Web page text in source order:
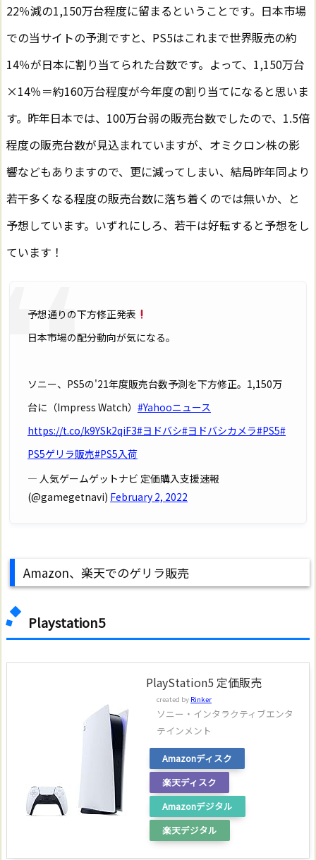
22％減の1,150万台程度に留まるということです。日本市場
での当サイトの予測ですと、PS5はこれまで世界販売の約
14％が日本に割り当てられた台数です。よって、1,150万台
×14％＝約160万台程度が今年度の割り当てになると思いま
す。昨年日本では、100万台弱の販売台数でしたので、1.5倍
程度の販売台数が見込まれていますが、オミクロン株の影
響などもありますので、更に減ってしまい、結局昨年同より
若干多くなる程度の販売台数に落ち着くのでは無いか、と
予想しています。いずれにしろ、若干は好転すると予想をし
ています！
予想通りの下方修正発表
日本市場の配分動向が気になる。
ソニー、PS5の'21年度販売台数予測を下方修正。1,150万
台に（Impress Watch） #Yahooニュース
https://t.co/k9YSk2qiF3#ヨドバシ#ヨドバシカメラ#PS5#
PS5ゲリラ販売#PS5入荷
— 人気ゲームゲットナビ 定価購入支援速報
(@gamegetnavi) February 2, 2022
Amazon、楽天でのゲリラ販売
Playstation5
PlayStation5 定価販売
created by Rinker
ソニー・インタラクティブエンタ
テインメント
Amazonディスク
楽天ディスク
Amazonデジタル
楽天デジタル